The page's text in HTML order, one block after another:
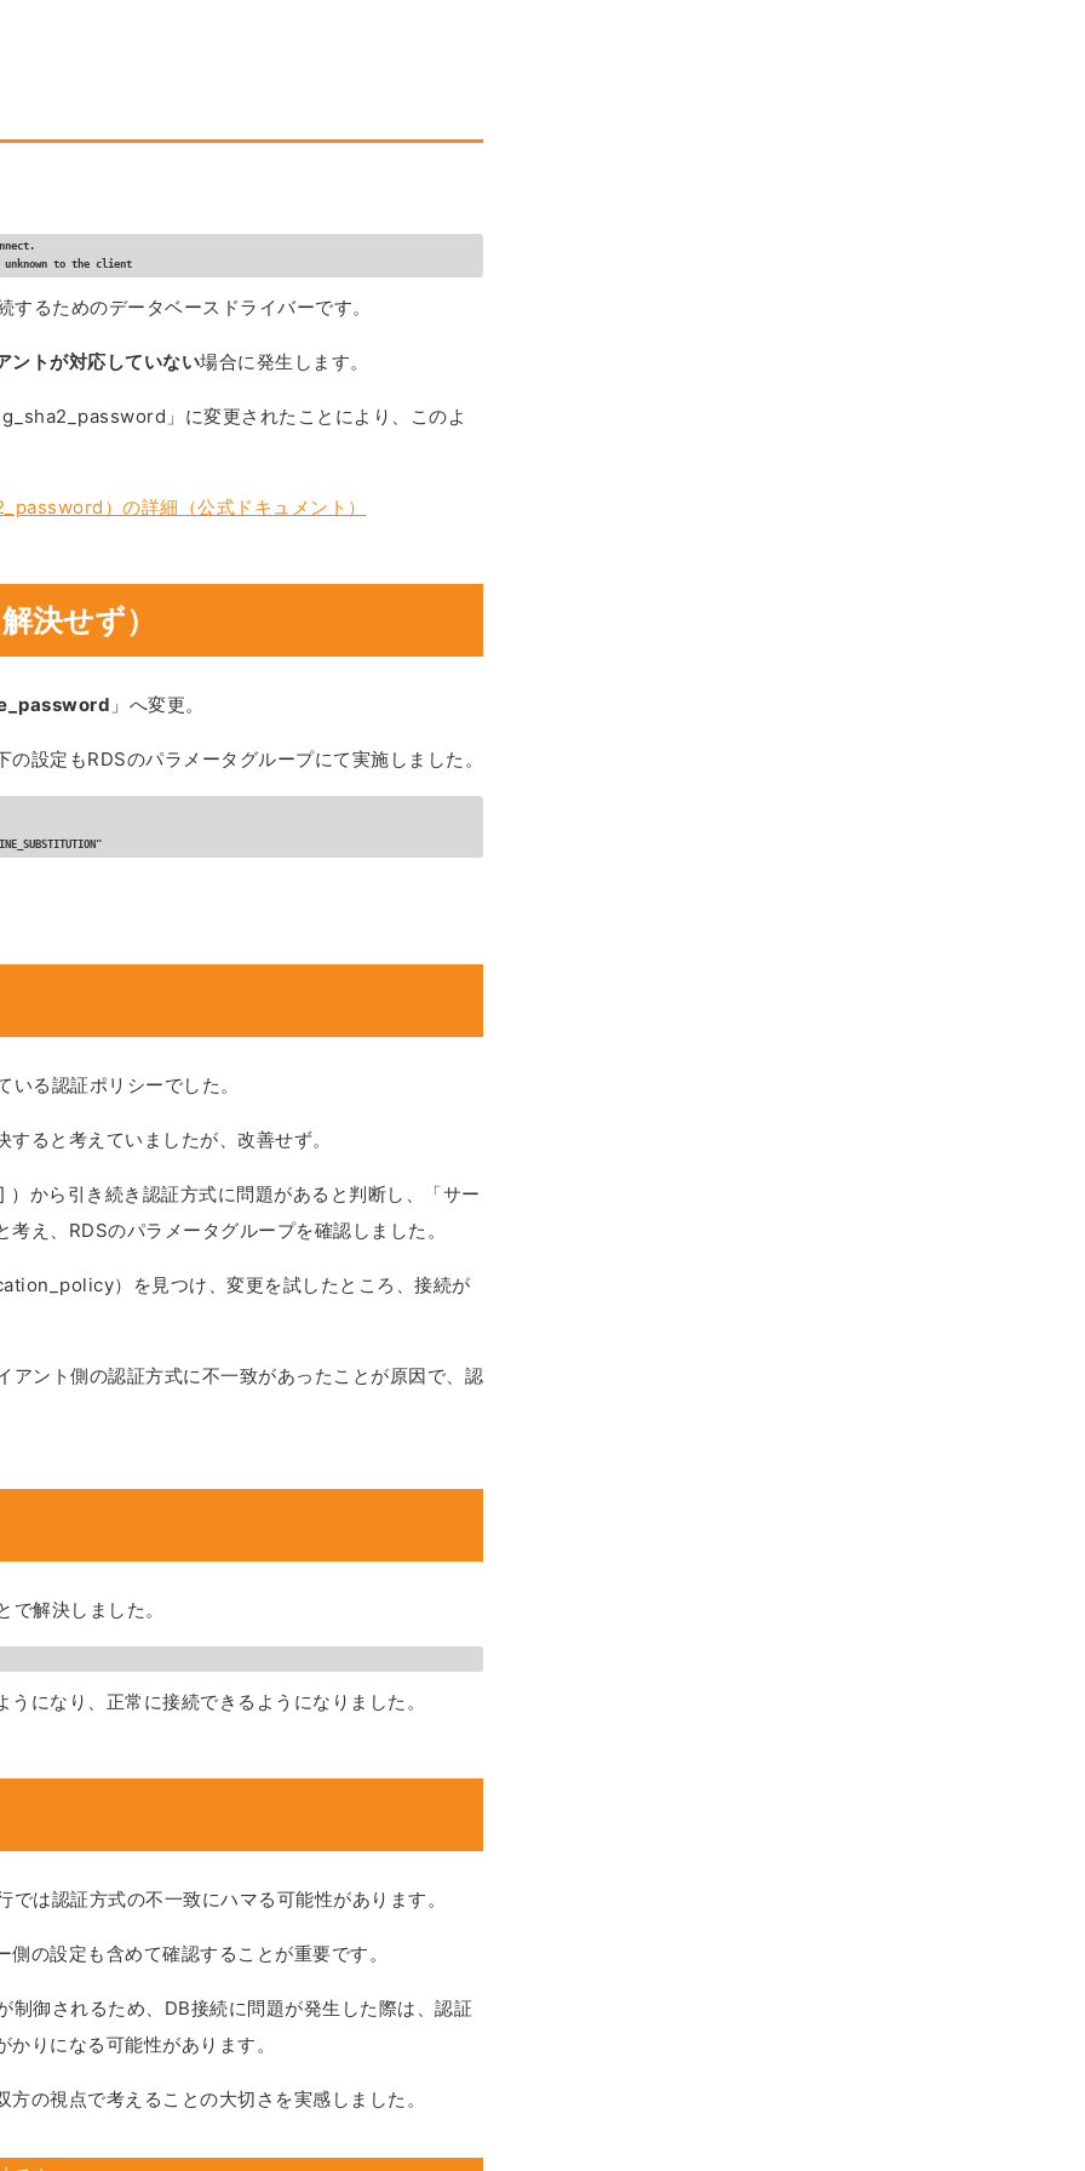
unknown to the client
るためのデータベースドライバーです。
ントが対応していない場合に発生します。
」に変更されたことにより、このよ
）の詳細（公式ドキュメント）
決せず）
」へ変更。
設定もRDSのパラメータグループにて実施しました。
る認証ポリシーでした。
ると考えていましたが、改善せず。
から引き続き認証方式に問題があると判断し、「サー
え、RDSのパラメータグループを確認しました。
）を見つけ、変更を試したところ、接続が
アント側の認証方式に不一致があったことが原因で、認
解決しました。
になり、正常に接続できるようになりました。
は認証方式の不一致にハマる可能性があります。
の設定も含めて確認することが重要です。
制御されるため、DB接続に問題が発生した際は、認証
りになる可能性があります。
の視点で考えることの大切さを実感しました。